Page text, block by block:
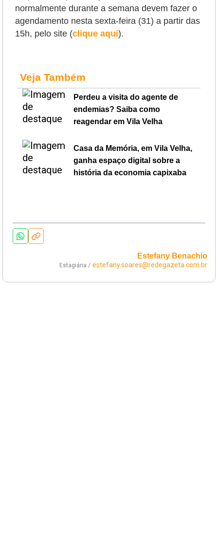
normalmente durante a semana devem fazer o
agendamento nesta sexta-feira (31) a partir das
15h, pelo site (clique aqui).
Veja Também
Perdeu a visita do agente de
endemias? Saiba como
reagendar em Vila Velha
Casa da Memória, em Vila Velha,
ganha espaço digital sobre a
história da economia capixaba
Estefany Benachio
Estagiária / estefany.soares@redegazeta.com.br